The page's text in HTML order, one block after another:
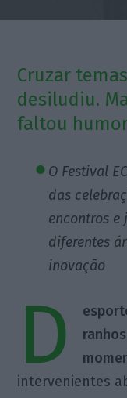
Cruzar
desiludiu.
faltou
O Festival
das
encontros e
diferentes
inovação
D
intervenientes